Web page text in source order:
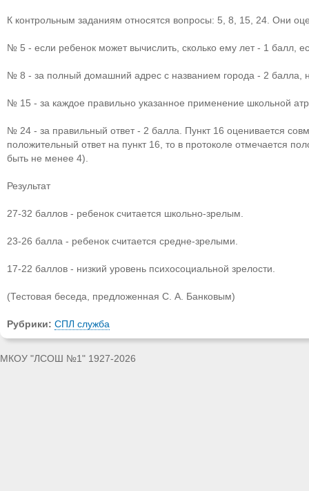
К контрольным заданиям относятся вопросы: 5, 8, 15, 24. Они
№ 5 - если ребенок может вычислить, сколько ему лет - 1 балл,
№ 8 - за полный домашний адрес с названием города - 2 балла,
№ 15 - за каждое правильно указанное применение школьной
№ 24 - за правильный ответ - 2 балла. Пункт 16 оценивается
положительный ответ на пункт 16, то в протоколе отмечается
быть не менее 4).
Результат
27-32 баллов - ребенок считается школьно-зрелым.
23-26 балла - ребенок считается средне-зрелыми.
17-22 баллов - низкий уровень психосоциальной зрелости.
(Тестовая беседа, предложенная С. А. Банковым)
Рубрики: СПЛ служба
МКОУ "ЛСОШ №1" 1927-2026